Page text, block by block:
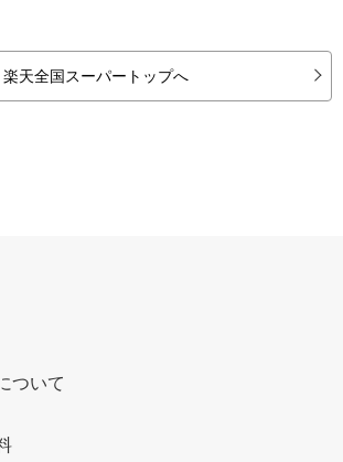
楽天全国スーパートップへ
ついて